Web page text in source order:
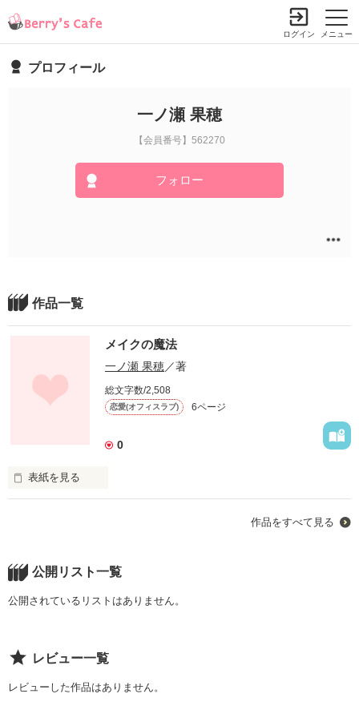
メニュー
ログイン
プロフィール
一ノ瀬 果穂
【会員番号】562270
フォロー
作品一覧
メイクの魔法
一ノ瀬 果穂／著
総文字数/2,508
恋愛(オフィスラブ) 6ページ
0
表紙を見る
28歳目前に、大好きな彼の藤原壮介に振られる。
分の手掛けてきた商品を見ようと思い百貨店の化粧品カウンタ
ーへ向かう。そこで1人の男性と出会いーーー
作品をすべて見る
公開リスト一覧
公開されているリストはありません。
レビュー一覧
レビューした作品はありません。